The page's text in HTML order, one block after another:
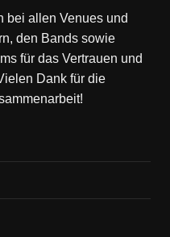
bei allen Venues und
den Bands sowie
für das Vertrauen und
Dank für die